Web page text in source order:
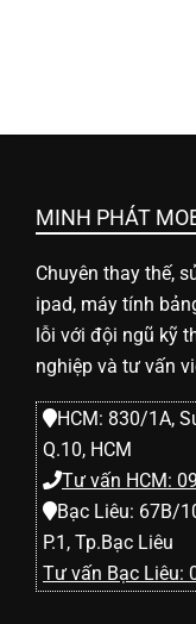
l
e
-
S
ử
a
c
MINH PHÁT
Chuyên thay thế,
ipad, máy tính
lỗi với đội ngũ kỹ
nghiệp và tư vấn
HCM: 830/1A,
Q.10, HCM
Tư vấn HCM:
Bạc Liêu: 67B/
P.1, Tp.Bạc Liêu
Tư vấn Bạc Liêu: